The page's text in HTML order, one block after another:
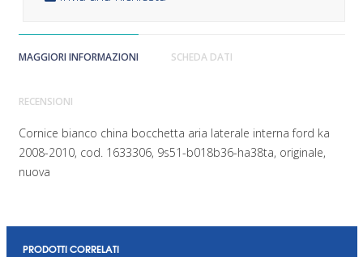
MAGGIORI INFORMAZIONI SCHEDA DATI
RECENSIONI
Cornice bianco china bocchetta aria laterale interna ford ka
2008-2010, cod. 1633306, 9s51-b018b36-ha38ta, originale,
nuova
PRODOTTI CORRELATI